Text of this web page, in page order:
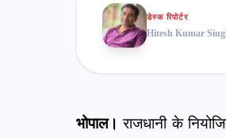
डेस्क रिपोर्टर
Hitesh Kumar
भोपाल। राजधानी के